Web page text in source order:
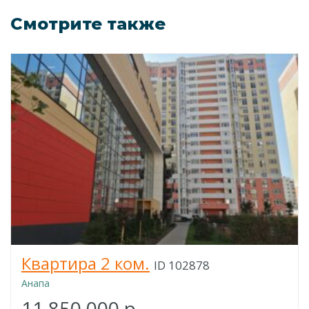
Смотрите также
Квартира 2 ком. ID 102878
Анапа